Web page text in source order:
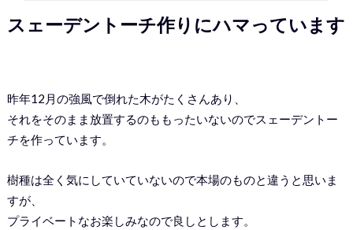
スェーデントーチ作りにハマっています
昨年12月の強風で倒れた木がたくさんあり、
それをそのまま放置するのももったいないのでスェーデントー
チを作っています。
樹種は全く気にしていていないので本場のものと違うと思いま
すが、
プライベートなお楽しみなので良しとします。